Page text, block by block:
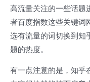
高流量关注的一些话题
者百度指数这些关键词
选有流量的词切换到知
题的热度。
有一点注意的是，知乎